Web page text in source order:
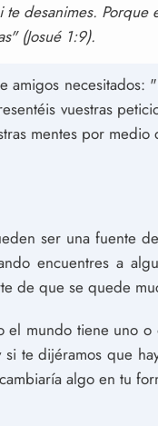
desanimes. Porque
(Josué 1:9).
necesitados:
vuestras
mentes por medio
ser una fuente
encuentres a
de que se quede
mundo tiene uno
te dijéramos que
algo en tu